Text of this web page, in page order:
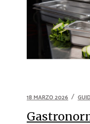
18 MARZO 2026